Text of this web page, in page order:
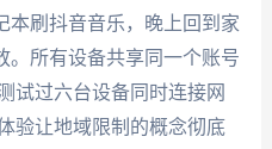
本刷抖音音乐，晚上回到家
。所有设备共享同一个账号
试过六台设备同时连接网
验让地域限制的概念彻底